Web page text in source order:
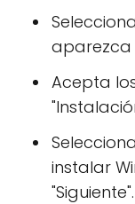
aparezca
Acepta
instalar
"Siguiente".